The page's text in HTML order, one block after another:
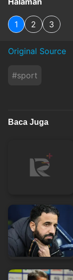
1 2 3
Original Source
#sport
Baca Juga